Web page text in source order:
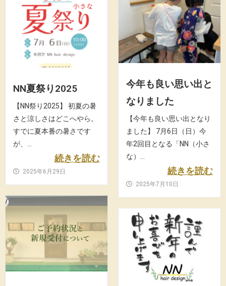
今年も良い思い出と
なりました
【今年も良い思い出となり
ました】 7月6日（日）今
年2回目となる「NN（小さ
な）...
続きを読む
2025年7月10日
NN夏祭り2025
【NN祭り2025】 初夏の暑
さと涼しさはどこへやら。
すでに夏本番の暑さです
が、...
続きを読む
2025年6月29日